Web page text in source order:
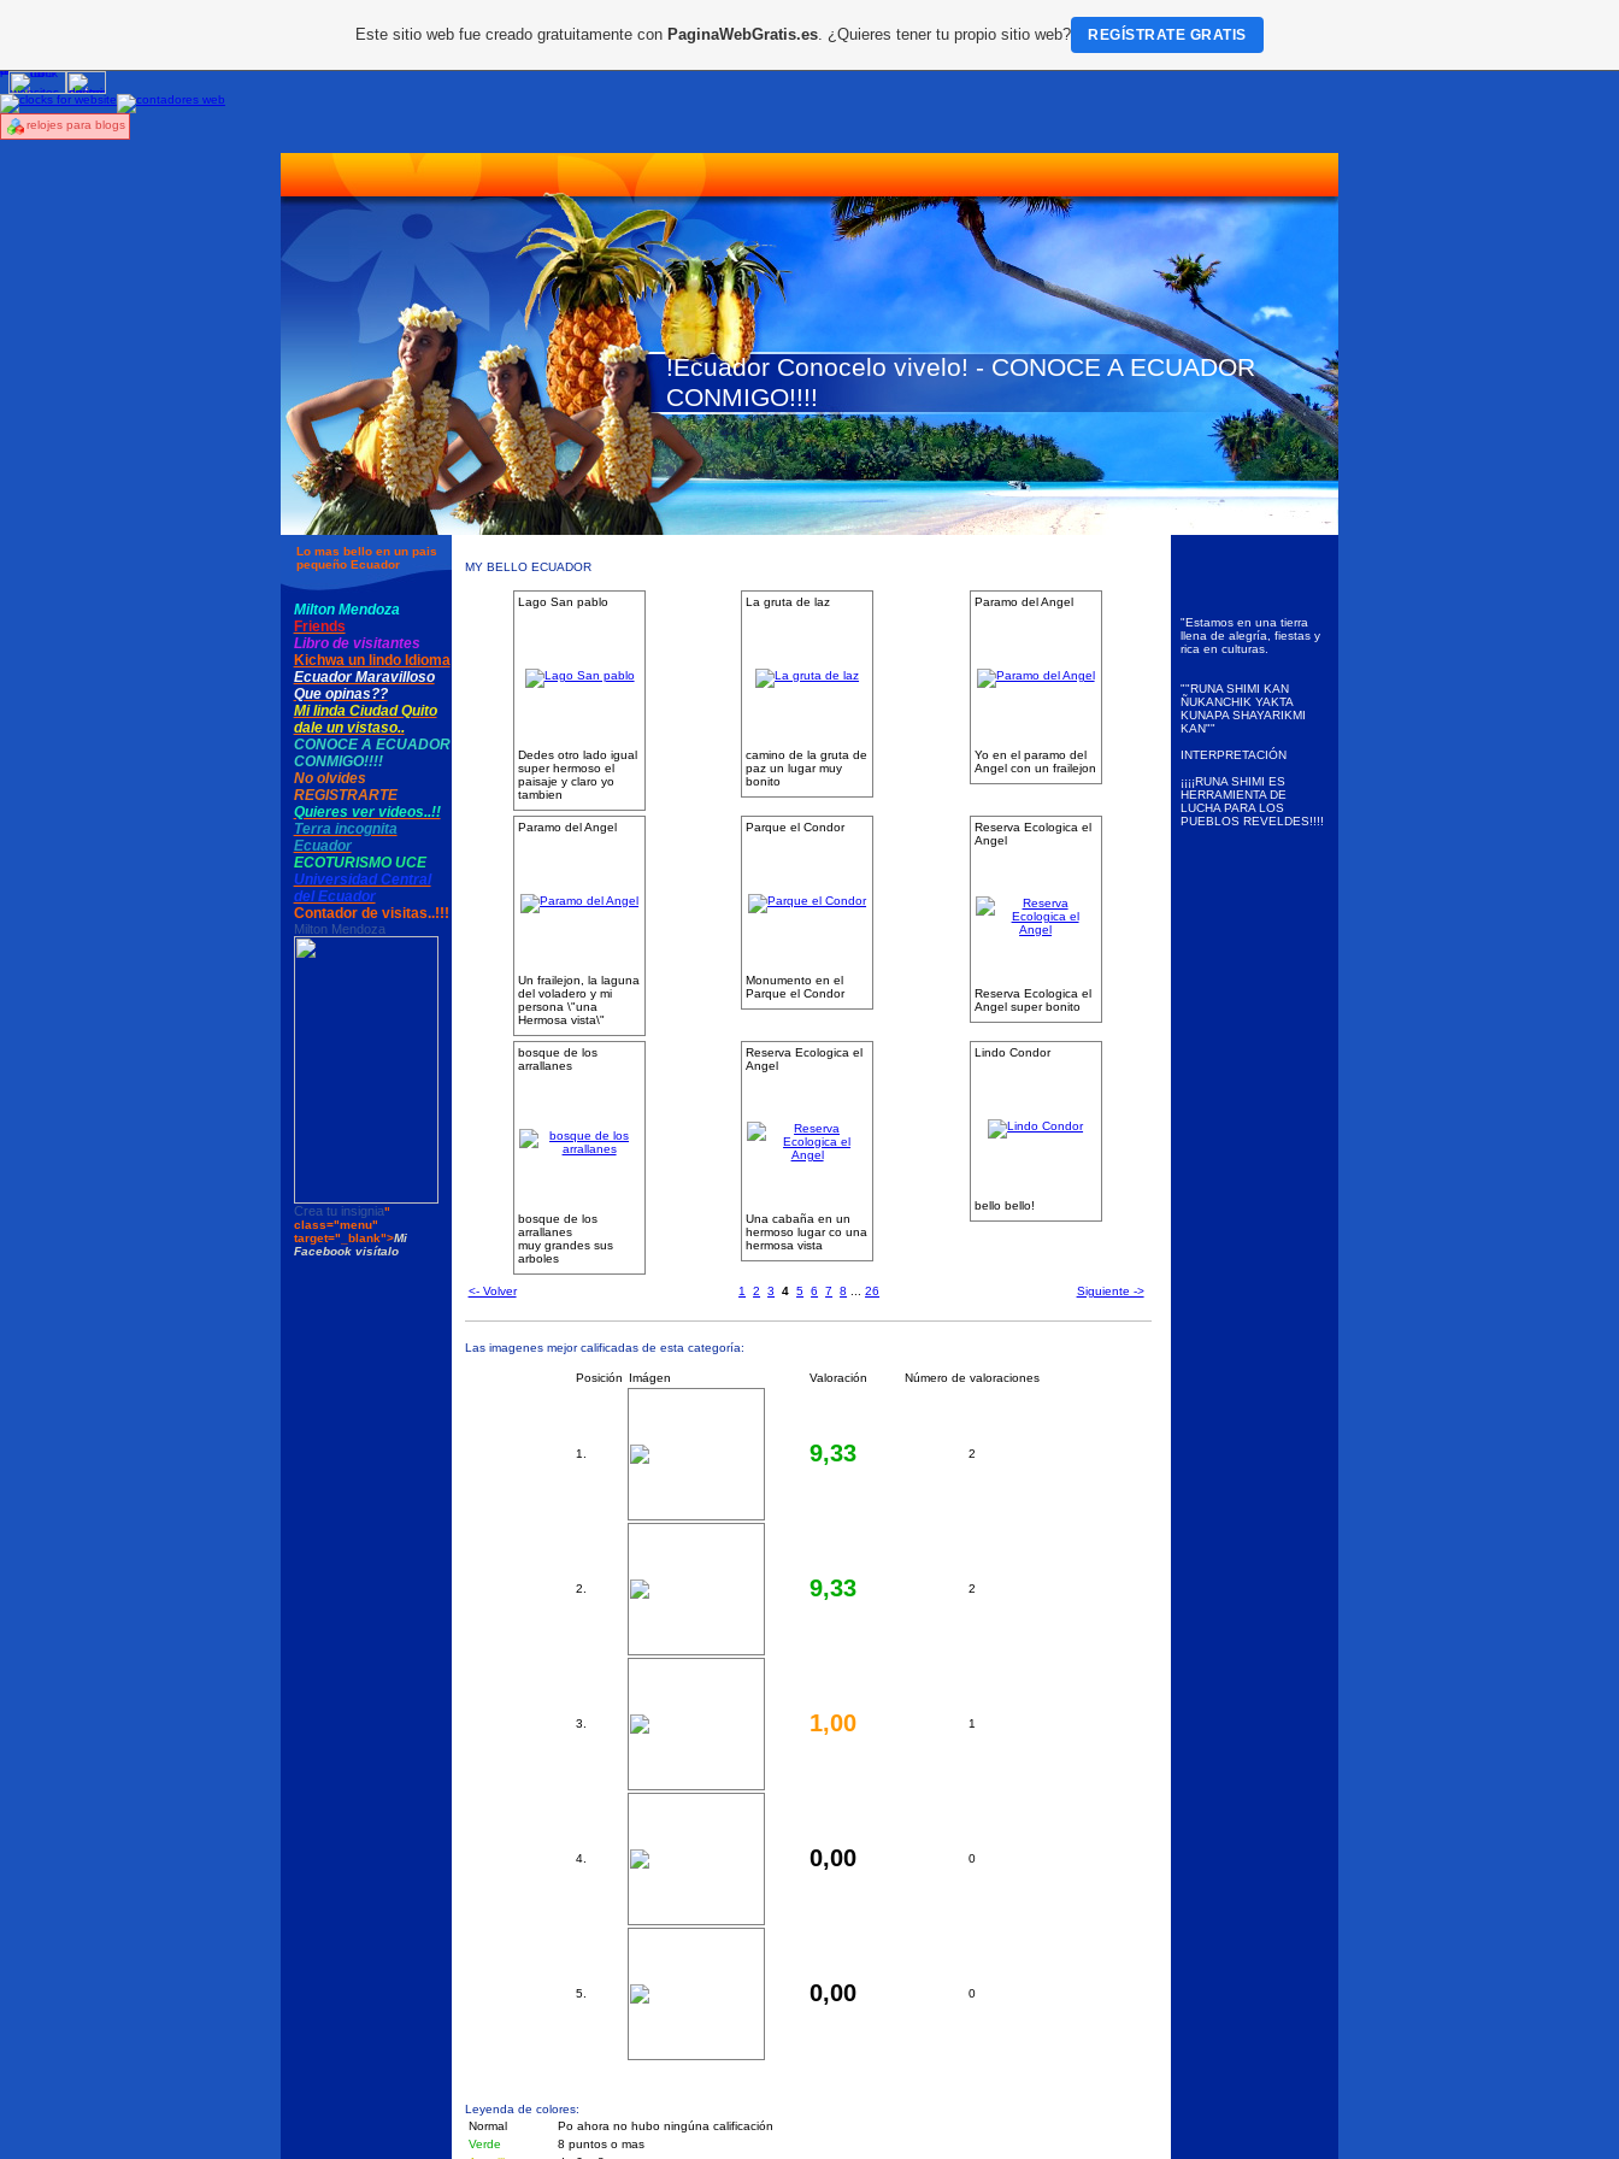
relojes para blogs
!Ecuador Conocelo vivelo! - CONOCE A ECUADOR
CONMIGO!!!!
Lo mas bello en un pais
pequeño Ecuador
Milton Mendoza
Friends
Libro de visitantes
Kichwa un lindo Idioma
Ecuador Maravilloso
Que opinas??
Mi linda Ciudad Quito
dale un vistaso..
CONOCE A ECUADOR
CONMIGO!!!!
No olvides
REGISTRARTE
Quieres ver videos..!!
Terra incognita
Ecuador
ECOTURISMO UCE
Universidad Central
del Ecuador
Contador de visitas..!!!
Milton Mendoza
Crea tu insignia"
class="menu"
target="_blank">Mi
Facebook visítalo
MY BELLO ECUADOR
Lago San pablo
Dedes otro lado igual
super hermoso el
paisaje y claro yo
tambien
La gruta de laz
camino de la gruta de
paz un lugar muy
bonito
Paramo del Angel
Yo en el paramo del
Angel con un frailejon
Paramo del Angel
Un frailejon, la laguna
del voladero y mi
persona \"una
Hermosa vista\"
Parque el Condor
Monumento en el
Parque el Condor
Reserva Ecologica el
Angel
Reserva Ecologica el
Angel super bonito
bosque de los
arrallanes
bosque de los
arrallanes
muy grandes sus
arboles
Reserva Ecologica el
Angel
Una cabaña en un
hermoso lugar co una
hermosa vista
Lindo Condor
bello bello!
<- Volver 1 2 3 4 5 6 7 8 ...26 Siguiente ->
Las imagenes mejor calificadas de esta categoría:
Posición Imágen Valoración Número de valoraciones
1. 9,33 2
2. 9,33 2
3. 1,00 1
4. 0,00 0
5. 0,00 0
Leyenda de colores:
Normal
Po ahora no hubo ningúna calificación
Verde
8 puntos o mas
"Estamos en una tierra
llena de alegría, fiestas y
rica en culturas.
""RUNA SHIMI KAN
ÑUKANCHIK YAKTA
KUNAPA SHAYARIKMI
KAN""
INTERPRETACIÓN
¡¡¡¡RUNA SHIMI ES
HERRAMIENTA DE
LUCHA PARA LOS
PUEBLOS REVELDES!!!!
Este sitio web fue creado gratuitamente con PaginaWebGratis.es. ¿Quieres tener tu propio sitio web? REGÍSTRATE GRATIS